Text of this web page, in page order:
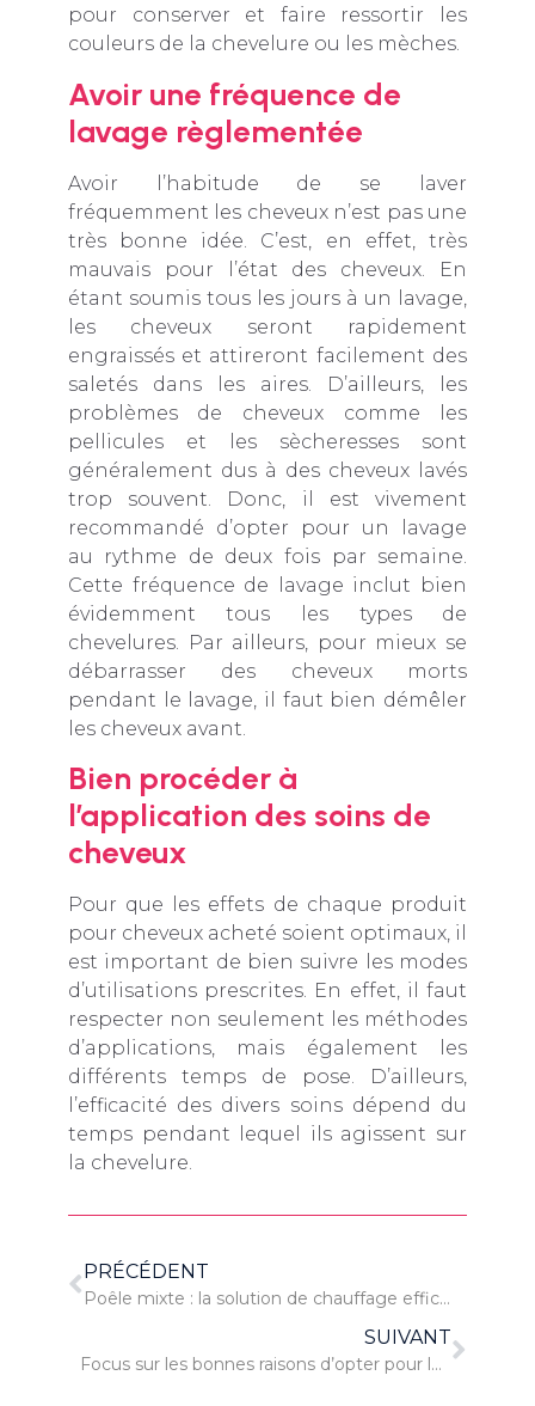
pour conserver et faire ressortir les
couleurs de la chevelure ou les mèches.
Avoir une fréquence de
lavage règlementée
Avoir l’habitude de se laver
fréquemment les cheveux n’est pas une
très bonne idée. C’est, en effet, très
mauvais pour l’état des cheveux. En
étant soumis tous les jours à un lavage,
les cheveux seront rapidement
engraissés et attireront facilement des
saletés dans les aires. D’ailleurs, les
problèmes de cheveux comme les
pellicules et les sècheresses sont
généralement dus à des cheveux lavés
trop souvent. Donc, il est vivement
recommandé d’opter pour un lavage
au rythme de deux fois par semaine.
Cette fréquence de lavage inclut bien
évidemment tous les types de
chevelures. Par ailleurs, pour mieux se
débarrasser des cheveux morts
pendant le lavage, il faut bien démêler
les cheveux avant.
Bien procéder à
l’application des soins de
cheveux
Pour que les effets de chaque produit
pour cheveux acheté soient optimaux, il
est important de bien suivre les modes
d’utilisations prescrites. En effet, il faut
respecter non seulement les méthodes
d’applications, mais également les
différents temps de pose. D’ailleurs,
l’efficacité des divers soins dépend du
temps pendant lequel ils agissent sur
la chevelure.
PRÉCÉDENT
Poêle mixte : la solution de chauffage efficace et pratique !
SUIVANT
Focus sur les bonnes raisons d’opter pour le poêle à granulés